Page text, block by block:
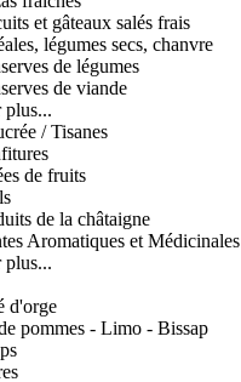
et gâteaux salés frais
légumes secs, chanvre
de légumes
de viande
plus...
/ Tisanes
de fruits
de la châtaigne
Aromatiques et Médicinales
plus...
d'orge
pommes - Limo - Bissap